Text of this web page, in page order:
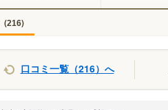
(216)
口コミ一覧（216）へ